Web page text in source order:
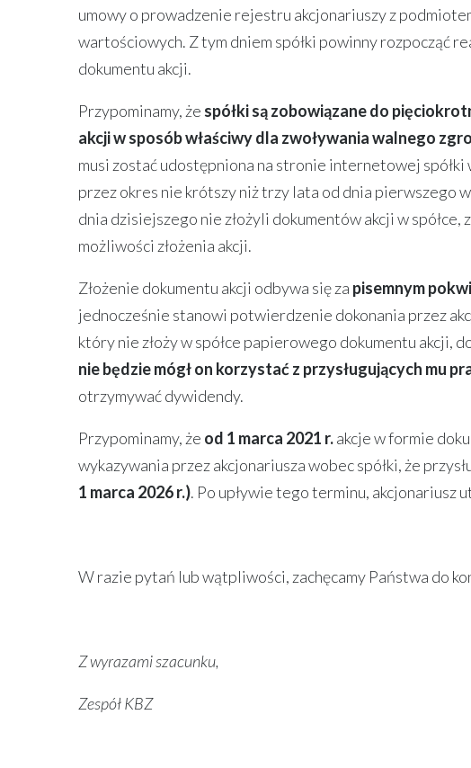
umowy o prowadzenie rejestru akcjonariuszy z
wartościowych. Z tym dniem spółki powinny rozpocząć
dokumentu akcji.
Przypominamy, że spółki są zobowiązane do
akcji w sposób właściwy dla zwoływania walnego
musi zostać udostępniona na stronie internetowej spółki
przez okres nie krótszy niż trzy lata od dnia pierwszego
dnia dzisiejszego nie złożyli dokumentów akcji w spółce,
możliwości złożenia akcji.
Złożenie dokumentu akcji odbywa się za pisemnym
jednocześnie stanowi potwierdzenie dokonania przez
który nie złoży w spółce papierowego dokumentu akcji,
nie będzie mógł on korzystać z przysługujących mu
otrzymywać dywidendy.
Przypominamy, że od 1 marca 2021 r.akcje w formie
wykazywania przez akcjonariusza wobec spółki, że
1 marca 2026 r.). Po upływie tego terminu, akcjonariusz
W razie pytań lub wątpliwości, zachęcamy Państwa do
Z wyrazami szacunku,
Zespół KBZ